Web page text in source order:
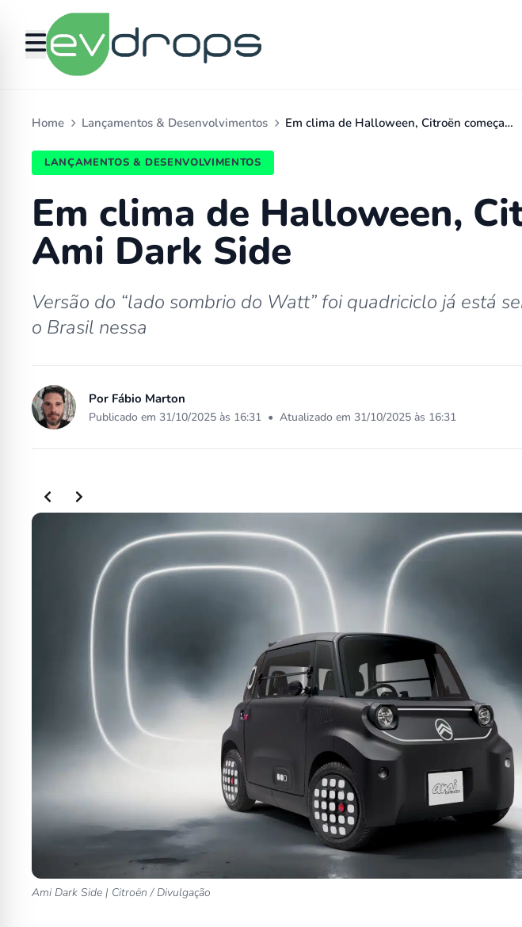
Home Lançamentos & Desenvolvimentos Em clima de Halloween, Citroën começa…
LANÇAMENTOS & DESENVOLVIMENTOS
Em clima de Halloween,
Ami Dark Side
Versão do “lado sombrio do Watt” foi quadriciclo já está
o Brasil nessa
Por Fábio Marton
Publicado em 31/10/2025 às 16:31 • Atualizado em 31/10/2025 às 16:31
Ami Dark Side | Citroën / Divulgação